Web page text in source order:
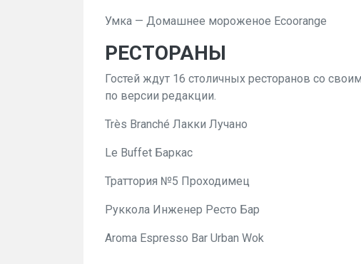
Умка — Домашнее мороженое Ecoorange
РЕСТОРАНЫ
Гостей ждут 16 столичных ресторанов со
по версии редакции.
Très Branché Лакки Лучано
Le Buffet Баркас
Траттория №5 Проходимец
Руккола Инженер Ресто Бар
Aroma Espresso Bar Urban Wok